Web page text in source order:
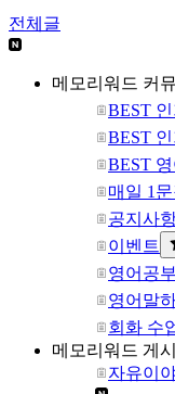
전체글
메모리워드 커
BEST
BEST
BEST
매일 1
공지사
이벤트
영어공
영어말
회화 수
메모리워드 게
자유이